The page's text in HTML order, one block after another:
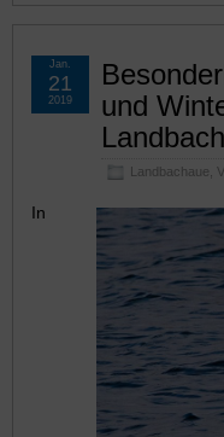
und
Landbachaue
Jan.
21
2019
In